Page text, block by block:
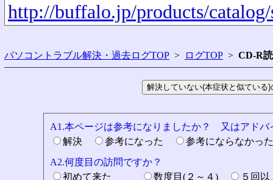
http://buffalo.jp/products/
パソコントラブル解決・過去ログTOP > ログTOP > CD-R
A1.本ページは参考になりましたか？ 又はアドバ
解決
参考になった
参考にならなか
A2.何度目の訪問ですか？
初めて来た
数度目(２～４) ５回